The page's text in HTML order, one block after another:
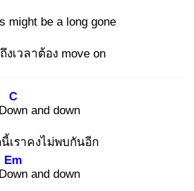
might be a long gone
งเวลาต้อง move on
Dow
C
n and down
เราคงไม่พบกันอีก
Dow
Em
n and down